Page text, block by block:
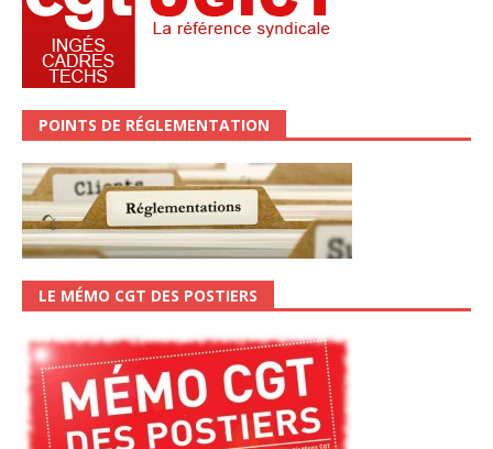
POINTS DE RÉGLEMENTATION
LE MÉMO CGT DES POSTIERS